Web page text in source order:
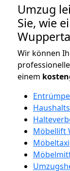
Umzug
Sie, wie
Wir können
einem
Möbellift
Möbeltaxi